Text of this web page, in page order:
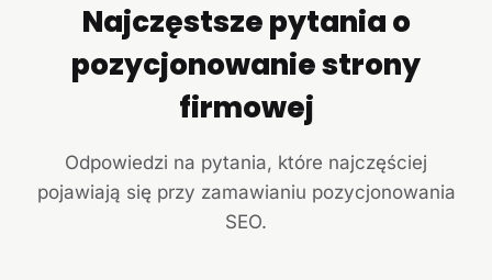
Najczęstsze pytania o
pozycjonowanie strony
firmowej
Odpowiedzi na pytania, które najczęściej
pojawiają się przy zamawianiu pozycjonowania
SEO.